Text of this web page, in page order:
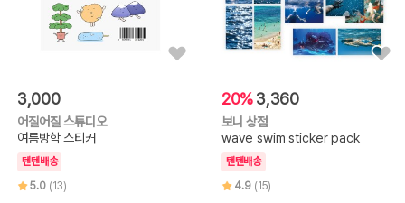
3,000
어질어질 스튜디오
여름방학 스티커
텐텐배송
5.0 (13)
20%3,360
보니 상점
wave swim sticker pack
텐텐배송
4.9 (15)